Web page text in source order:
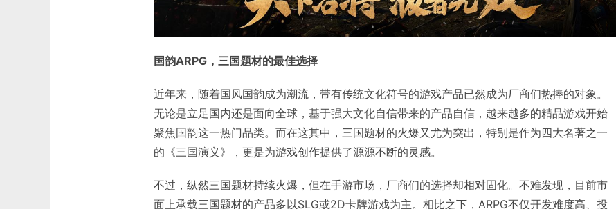
国韵ARPG，三国题材的最佳选择
近年来，随着国风国韵成为潮流，带有传统文化符号的游戏产品已然成为厂商们热捧的对象。
无论是立足国内还是面向全球，基于强大文化自信带来的产品自信，越来越多的精品游戏开始
聚焦国韵这一热门品类。而在这其中，三国题材的火爆又尤为突出，特别是作为四大名著之一
的《三国演义》，更是为游戏创作提供了源源不断的灵感。
不过，纵然三国题材持续火爆，但在手游市场，厂商们的选择却相对固化。不难发现，目前市
面上承载三国题材的产品多以SLG或2D卡牌游戏为主。相比之下，ARPG不仅开发难度高、投